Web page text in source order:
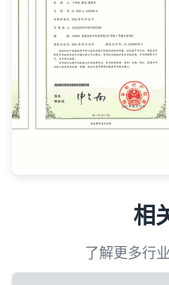
相
了解更多行